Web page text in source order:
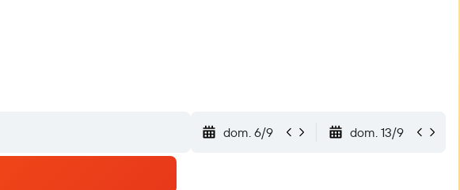
dom. 6/9 dom. 13/9